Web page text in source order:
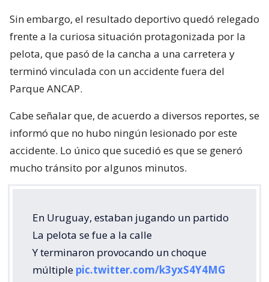
Sin embargo, el resultado deportivo quedó relegado
frente a la curiosa situación protagonizada por la
pelota, que pasó de la cancha a una carretera y
terminó vinculada con un accidente fuera del
Parque ANCAP.
Cabe señalar que, de acuerdo a diversos reportes, se
informó que no hubo ningún lesionado por este
accidente. Lo único que sucedió es que se generó
mucho tránsito por algunos minutos.
En Uruguay, estaban jugando un partido
La pelota se fue a la calle
Y terminaron provocando un choque
múltiple pic.twitter.com/k3yxS4Y4MG